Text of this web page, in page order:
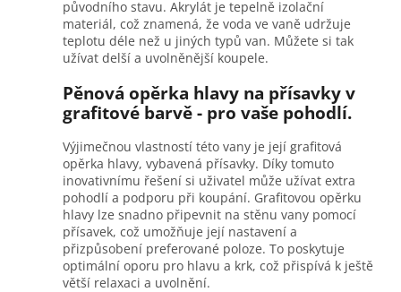
původního stavu. Akrylát je tepelně izolační
materiál, což znamená, že voda ve vaně udržuje
teplotu déle než u jiných typů van. Můžete si tak
užívat delší a uvolněnější koupele.
Pěnová opěrka hlavy na přísavky v
grafitové barvě - pro vaše pohodlí.
Výjimečnou vlastností této vany je její grafitová
opěrka hlavy, vybavená přísavky. Díky tomuto
inovativnímu řešení si uživatel může užívat extra
pohodlí a podporu při koupání. Grafitovou opěrku
hlavy lze snadno připevnit na stěnu vany pomocí
přísavek, což umožňuje její nastavení a
přizpůsobení preferované poloze. To poskytuje
optimální oporu pro hlavu a krk, což přispívá k ještě
větší relaxaci a uvolnění.